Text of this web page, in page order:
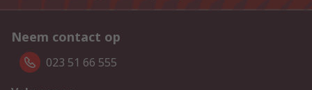
Neem contact op
023 51 66 555